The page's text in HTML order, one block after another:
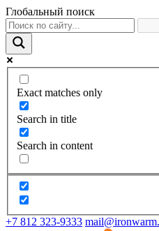
Глобальный поиск
Exact matches only
Search in title
Search in content
+7 812 323-9333